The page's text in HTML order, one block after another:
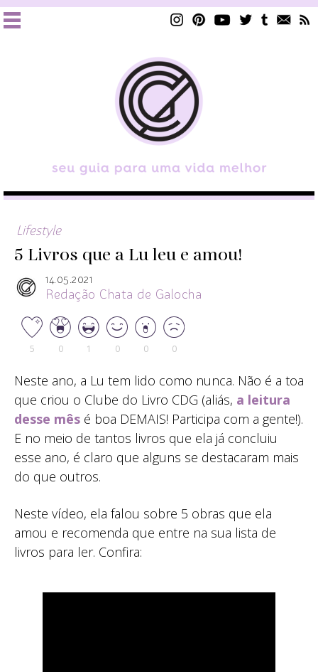
Lifestyle
5 Livros que a Lu leu e amou!
14.05.2021
Redação Chata de Galocha
5 0 1 0 0 0
Neste ano, a Lu tem lido como nunca. Não é a toa
que criou o Clube do Livro CDG (aliás, a leitura
desse mês é boa DEMAIS! Participa com a gente!).
E no meio de tantos livros que ela já concluiu
esse ano, é claro que alguns se destacaram mais
do que outros.
Neste vídeo, ela falou sobre 5 obras que ela
amou e recomenda que entre na sua lista de
livros para ler. Confira: